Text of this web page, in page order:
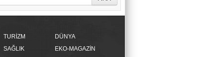
TURİZM
DÜNYA
SAĞLIK
EKO-MAGAZİN